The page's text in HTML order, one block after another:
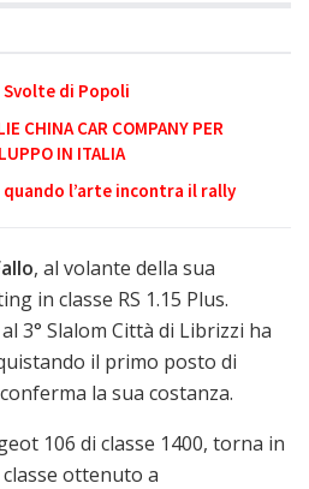
di Popoli
CHINA CAR COMPANY PER
IN ITALIA
l’arte incontra il rally
, al volante della sua
in classe RS 1.15 Plus.
3° Slalom Città di Librizzi ha
il primo posto di
la sua costanza.
106 di classe 1400, torna in
ottenuto a